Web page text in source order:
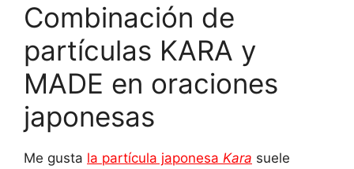
Combinación de
partículas KARA y
MADE en oraciones
japonesas
Me gusta la partícula japonesa Kara suele